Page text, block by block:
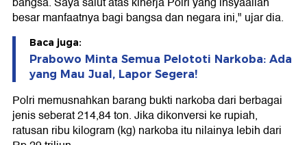
besar manfaatnya bagi bangsa dan negara ini," ujar dia.
Baca juga:
Prabowo Minta Semua Pelototi Narkoba: Ada
yang Mau Jual, Lapor Segera!
Polri memusnahkan barang bukti narkoba dari berbagai
jenis seberat 214,84 ton. Jika dikonversi ke rupiah,
ratusan ribu kilogram (kg) narkoba itu nilainya lebih dari